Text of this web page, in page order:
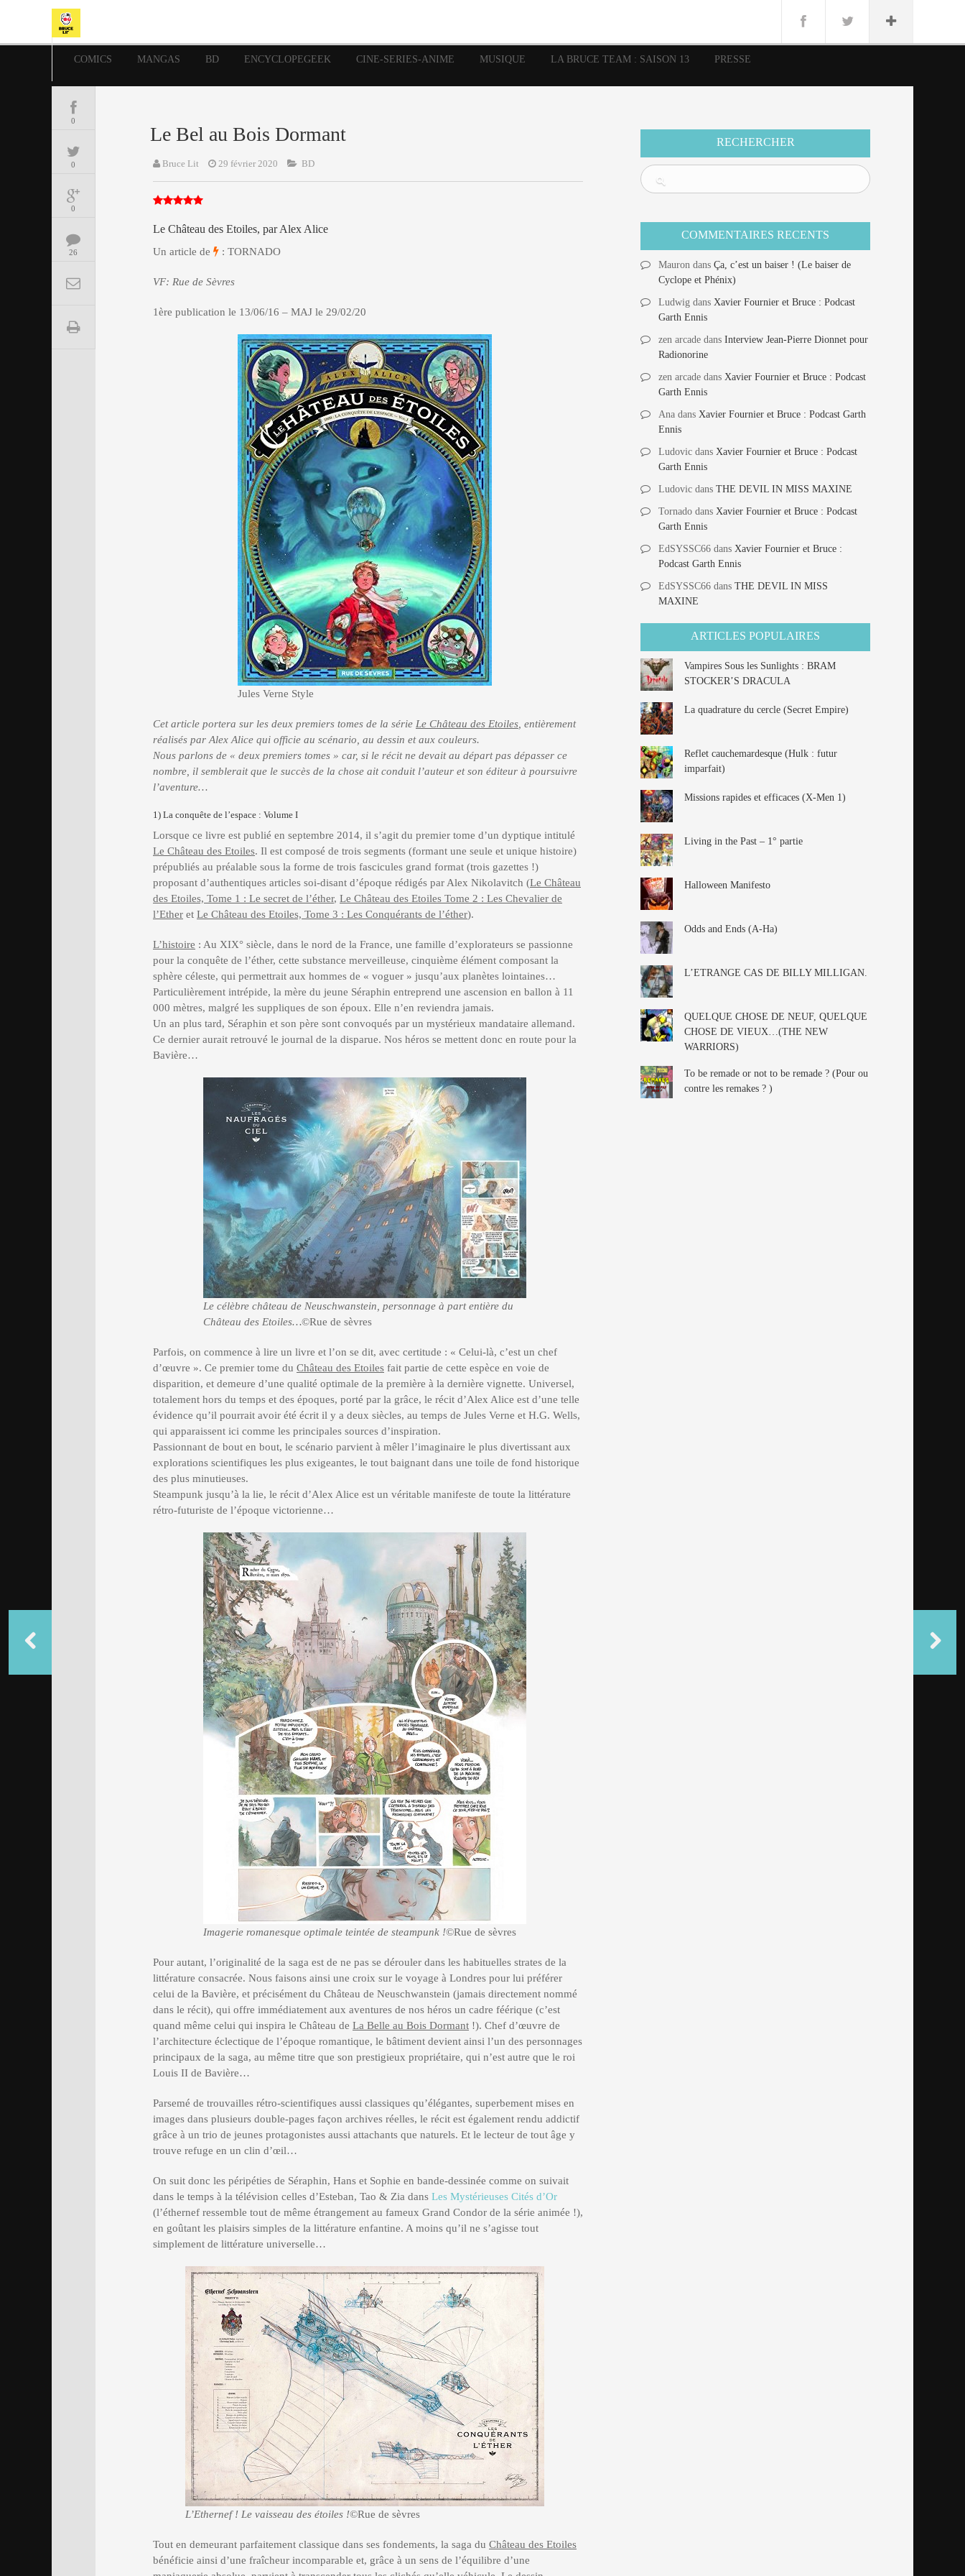
COMICS MANGAS BD ENCYCLOPEGEEK CINE-SERIES-ANIME MUSIQUE LA BRUCE TEAM : SAISON 13 PRESSE
0
0
0
26
Le Bel au Bois Dormant
Bruce Lit 29 février 2020 BD
Le Château des Etoiles, par Alex Alice
Un article de : TORNADO
VF: Rue de Sèvres
1ère publication le 13/06/16 – MAJ le 29/02/20
Jules Verne Style
Cet article portera sur les deux premiers tomes de la série Le Château des Etoiles , entièrement
réalisés par Alex Alice qui officie au scénario, au dessin et aux couleurs.
Nous parlons de « deux premiers tomes » car, si le récit ne devait au départ pas dépasser ce
nombre, il semblerait que le succès de la chose ait conduit l’auteur et son éditeur à poursuivre
l’aventure…
1) La conquête de l’espace : Volume I
Lorsque ce livre est publié en septembre 2014, il s’agit du premier tome d’un dyptique intitulé
Le Château des Etoiles. Il est composé de trois segments (formant une seule et unique histoire)
prépubliés au préalable sous la forme de trois fascicules grand format (trois gazettes !)
proposant d’authentiques articles soi-disant d’époque rédigés par Alex Nikolavitch (Le Château
des Etoiles, Tome 1 : Le secret de l’éther, Le Château des Etoiles Tome 2 : Les Chevalier de
l’Ether et Le Château des Etoiles, Tome 3 : Les Conquérants de l’éther).
L’histoire : Au XIX° siècle, dans le nord de la France, une famille d’explorateurs se passionne
pour la conquête de l’éther, cette substance merveilleuse, cinquième élément composant la
sphère céleste, qui permettrait aux hommes de « voguer » jusqu’aux planètes lointaines…
Particulièrement intrépide, la mère du jeune Séraphin entreprend une ascension en ballon à 11
000 mètres, malgré les suppliques de son époux. Elle n’en reviendra jamais.
Un an plus tard, Séraphin et son père sont convoqués par un mystérieux mandataire allemand.
Ce dernier aurait retrouvé le journal de la disparue. Nos héros se mettent donc en route pour la
Bavière…
Le célèbre château de Neuschwanstein, personnage à part entière du
Château des Etoiles…©Rue de sèvres
Parfois, on commence à lire un livre et l’on se dit, avec certitude : « Celui-là, c’est un chef
d’œuvre ». Ce premier tome du Château des Etoiles fait partie de cette espèce en voie de
disparition, et demeure d’une qualité optimale de la première à la dernière vignette. Universel,
totalement hors du temps et des époques, porté par la grâce, le récit d’Alex Alice est d’une telle
évidence qu’il pourrait avoir été écrit il y a deux siècles, au temps de Jules Verne et H.G. Wells,
qui apparaissent ici comme les principales sources d’inspiration.
Passionnant de bout en bout, le scénario parvient à mêler l’imaginaire le plus divertissant aux
explorations scientifiques les plus exigeantes, le tout baignant dans une toile de fond historique
des plus minutieuses.
Steampunk jusqu’à la lie, le récit d’Alex Alice est un véritable manifeste de toute la littérature
rétro-futuriste de l’époque victorienne…
Imagerie romanesque optimale teintée de steampunk !©Rue de sèvres
Pour autant, l’originalité de la saga est de ne pas se dérouler dans les habituelles strates de la
littérature consacrée. Nous faisons ainsi une croix sur le voyage à Londres pour lui préférer
celui de la Bavière, et précisément du Château de Neuschwanstein (jamais directement nommé
dans le récit), qui offre immédiatement aux aventures de nos héros un cadre féérique (c’est
quand même celui qui inspira le Château de La Belle au Bois Dormant !). Chef d’œuvre de
l’architecture éclectique de l’époque romantique, le bâtiment devient ainsi l’un des personnages
principaux de la saga, au même titre que son prestigieux propriétaire, qui n’est autre que le roi
Louis II de Bavière…
Parsemé de trouvailles rétro-scientifiques aussi classiques qu’élégantes, superbement mises en
images dans plusieurs double-pages façon archives réelles, le récit est également rendu addictif
grâce à un trio de jeunes protagonistes aussi attachants que naturels. Et le lecteur de tout âge y
trouve refuge en un clin d’œil…
On suit donc les péripéties de Séraphin, Hans et Sophie en bande-dessinée comme on suivait
dans le temps à la télévision celles d’Esteban, Tao & Zia dans Les Mystérieuses Cités d’Or
(l’éthernef ressemble tout de même étrangement au fameux Grand Condor de la série animée !),
en goûtant les plaisirs simples de la littérature enfantine. A moins qu’il ne s’agisse tout
simplement de littérature universelle…
L’Ethernef ! Le vaisseau des étoiles !©Rue de sèvres
Tout en demeurant parfaitement classique dans ses fondements, la saga du Château des Etoiles
bénéficie ainsi d’une fraîcheur incomparable et, grâce à un sens de l’équilibre d’une
RECHERCHER
COMMENTAIRES RECENTS
Mauron dansÇa, c’est un baiser ! (Le baiser de
Cyclope et Phénix)
Ludwig dansXavier Fournier et Bruce : Podcast
Garth Ennis
zen arcade dansInterview Jean-Pierre Dionnet pour
Radionorine
zen arcade dansXavier Fournier et Bruce : Podcast
Garth Ennis
Ana dansXavier Fournier et Bruce : Podcast Garth
Ennis
Ludovic dansXavier Fournier et Bruce : Podcast
Garth Ennis
Ludovic dansTHE DEVIL IN MISS MAXINE
Tornado dansXavier Fournier et Bruce : Podcast
Garth Ennis
EdSYSSC66 dansXavier Fournier et Bruce :
Podcast Garth Ennis
EdSYSSC66 dansTHE DEVIL IN MISS
MAXINE
ARTICLES POPULAIRES
Vampires Sous les Sunlights : BRAM
STOCKER’S DRACULA
La quadrature du cercle (Secret Empire)
Reflet cauchemardesque (Hulk : futur
imparfait)
Missions rapides et efficaces (X-Men 1)
Living in the Past – 1° partie
Halloween Manifesto
Odds and Ends (A-Ha)
L’ETRANGE CAS DE BILLY MILLIGAN.
QUELQUE CHOSE DE NEUF, QUELQUE
CHOSE DE VIEUX…(THE NEW
WARRIORS)
To be remade or not to be remade ? (Pour ou
contre les remakes ? )
Mangas Marvel Mattie boy Musique
Panini Présence
Punisher Rock Semic Special Guest Spidey Superman